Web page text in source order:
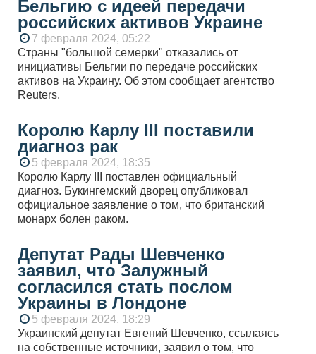
Бельгию с идеей передачи
российских активов Украине
7 февраля 2024, 05:22
Страны "большой семерки" отказались от
инициативы Бельгии по передаче российских
активов на Украину. Об этом сообщает агентство
Reuters.
Королю Карлу III поставили
диагноз рак
5 февраля 2024, 18:35
Королю Карлу III поставлен официальный
диагноз. Букингемский дворец опубликовал
официальное заявление о том, что британский
монарх болен раком.
Депутат Рады Шевченко
заявил, что Залужный
согласился стать послом
Украины в Лондоне
5 февраля 2024, 18:29
Украинский депутат Евгений Шевченко, ссылаясь
на собственные источники, заявил о том, что